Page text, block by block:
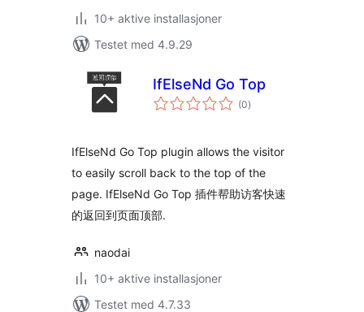
10+ aktive installasjoner
Testet med 4.9.29
IfElseNd Go Top
(0totale
vurderinger
)
IfElseNd Go Top plugin allows the visitor
to easily scroll back to the top of the
page. IfElseNd Go Top 插件帮助访客快速
的返回到页面顶部.
naodai
10+ aktive installasjoner
Testet med 4.7.33